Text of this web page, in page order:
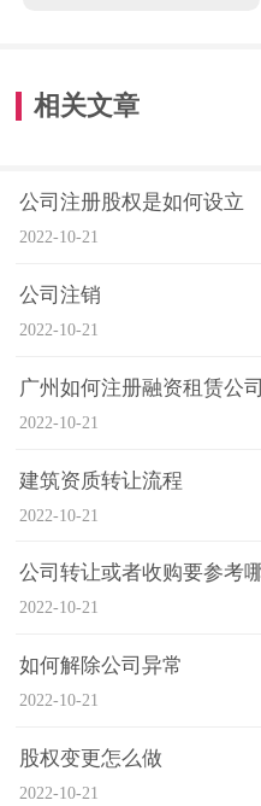
相关文章
公司注册股权是如何设立
2022-10-21
公司注销
2022-10-21
广州如何注册融资租赁公
2022-10-21
建筑资质转让流程
2022-10-21
公司转让或者收购要参考
2022-10-21
如何解除公司异常
2022-10-21
股权变更怎么做
2022-10-21